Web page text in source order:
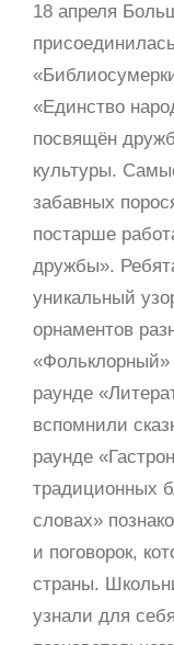
18 апреля
«Единство
посвящён
культуры.
забавных
постарше
дружбы».
уникальный
орнаментов
«Фольклорный»
раунде
вспомнили
раунде
традиционных
словах»
и поговорок,
страны.
узнали для